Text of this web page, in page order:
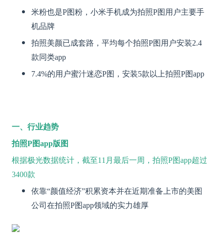
米粉也是P图粉，小米手机成为拍照P图用户主要手
机品牌
拍照美颜已成套路，平均每个拍照P图用户安装2.4
款同类app
7.4%的用户蜜汁迷恋P图，安装5款以上拍照P图app
一、行业趋势
拍照P图app版图
根据极光数据统计，截至11月最后一周，拍照P图app超过
3400款
依靠“颜值经济”积累资本并在近期准备上市的美图
公司在拍照P图app领域的实力雄厚